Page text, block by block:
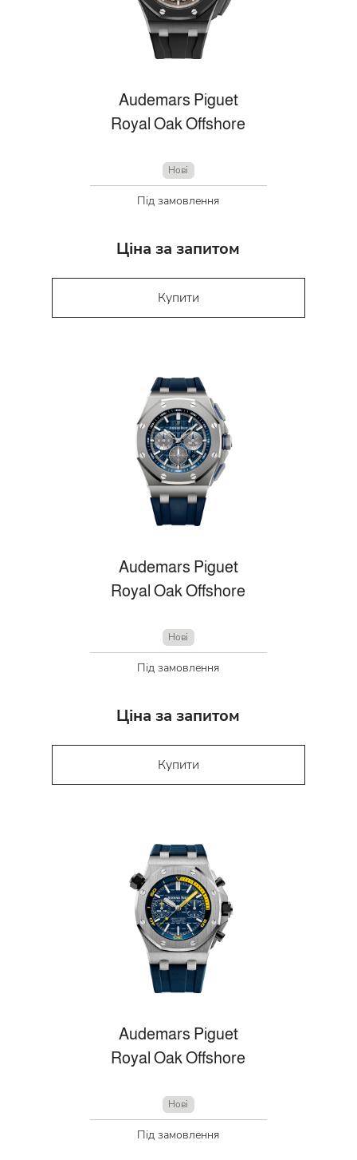
Audemars Piguet
Royal Oak Offshore
Нові
Під замовлення
Ціна за запитом
Купити
Audemars Piguet
Royal Oak Offshore
Нові
Під замовлення
Ціна за запитом
Купити
Audemars Piguet
Royal Oak Offshore
Нові
Під замовлення